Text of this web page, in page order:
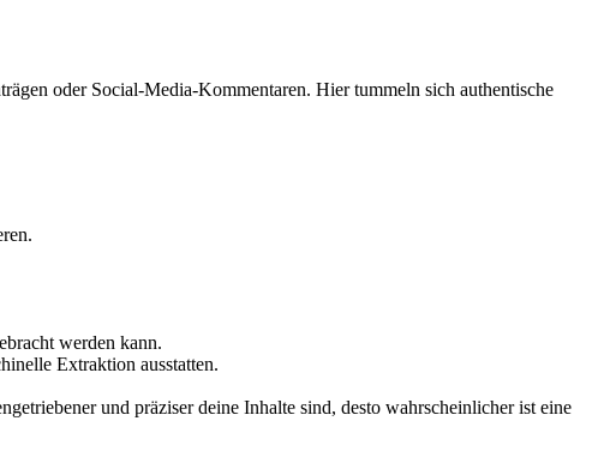
oder Social-Media-Kommentaren. Hier tummeln sich authentische
werden kann.
Extraktion ausstatten.
und präziser deine Inhalte sind, desto wahrscheinlicher ist eine